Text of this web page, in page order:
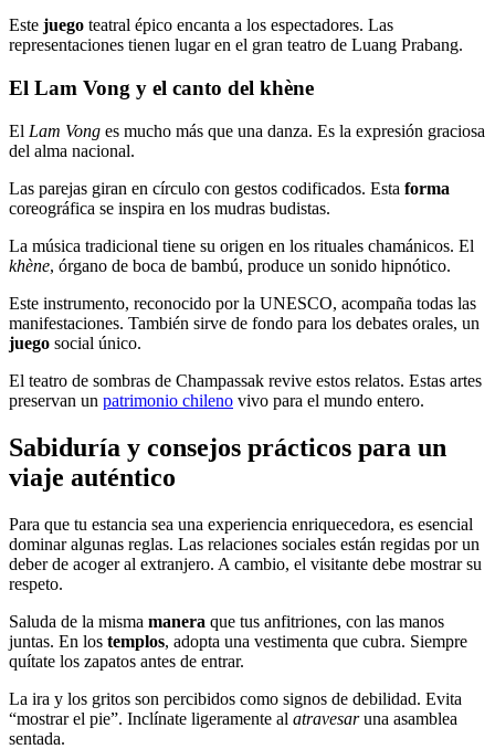
Este juego teatral épico encanta a los espectadores. Las
representaciones tienen lugar en el gran teatro de Luang Prabang.
El Lam Vong y el canto del khène
El Lam Vong es mucho más que una danza. Es la expresión graciosa
del alma nacional.
Las parejas giran en círculo con gestos codificados. Esta forma
coreográfica se inspira en los mudras budistas.
La música tradicional tiene su origen en los rituales chamánicos. El
khène, órgano de boca de bambú, produce un sonido hipnótico.
Este instrumento, reconocido por la UNESCO, acompaña todas las
manifestaciones. También sirve de fondo para los debates orales, un
juego social único.
El teatro de sombras de Champassak revive estos relatos. Estas artes
preservan un patrimonio chileno vivo para el mundo entero.
Sabiduría y consejos prácticos para un
viaje auténtico
Para que tu estancia sea una experiencia enriquecedora, es esencial
dominar algunas reglas. Las relaciones sociales están regidas por un
deber de acoger al extranjero. A cambio, el visitante debe mostrar su
respeto.
Saluda de la misma manera que tus anfitriones, con las manos
juntas. En los templos, adopta una vestimenta que cubra. Siempre
quítate los zapatos antes de entrar.
La ira y los gritos son percibidos como signos de debilidad. Evita
“mostrar el pie”. Inclínate ligeramente al atravesaruna asamblea
sentada.